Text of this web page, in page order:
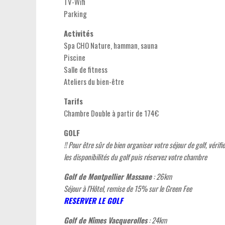
Parking
Activités
Spa CHO Nature, hamman, sauna
Piscine
Salle de fitness
Ateliers du bien-être
Tarifs
Chambre Double à partir de 174€
GOLF
!! Pour être sûr de bien organiser votre séjour de golf,
les disponibilités du golf puis réservez votre chambre
Golf de Montpellier Massane: 26km
Séjour à l'Hôtel, remise de 15% sur le Green Fee
RESERVER LE GOLF
Golf de Nîmes Vacquerolles: 24km